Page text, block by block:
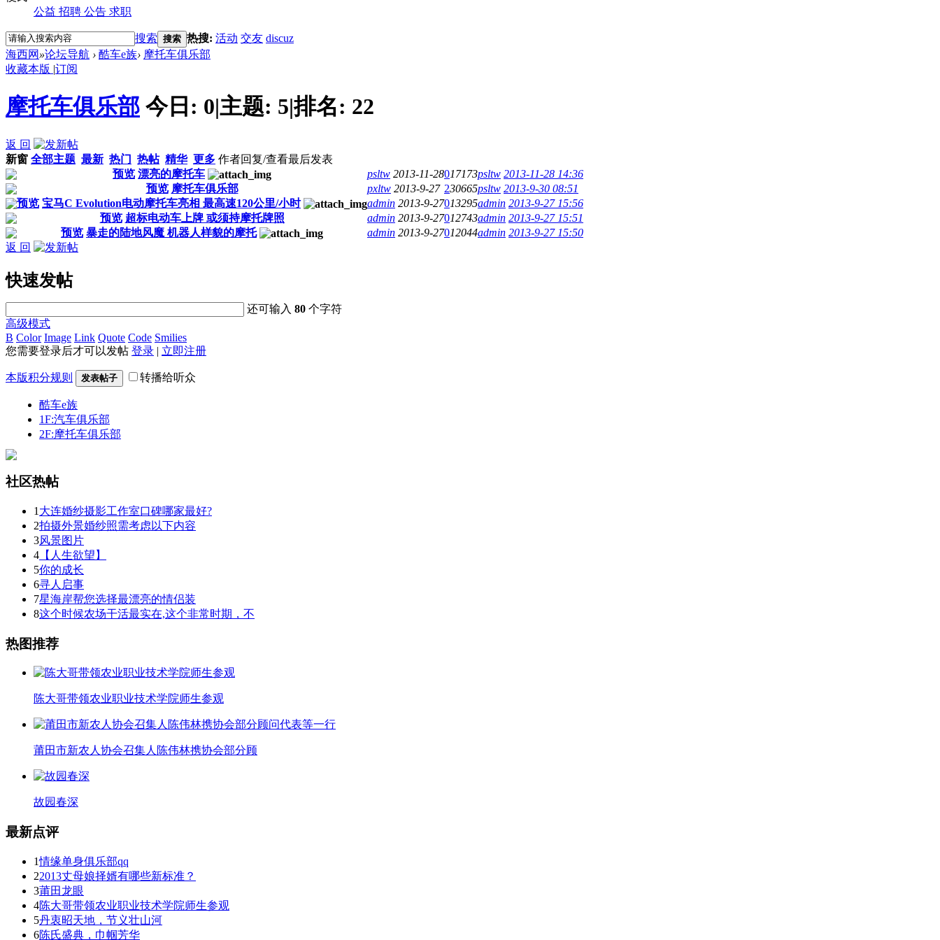
公益 招聘 公告 求职
搜索 搜索 热搜: 活动 交友 discuz
海西网 »论坛导航 › 酷车e族› 摩托车俱乐部
收藏本版 |订阅
摩托车俱乐部 今日: 0|主题: 5|排名: 22
返 回
新窗 全部主题 最新 热门 热帖 精华 更多 作者回复/查看最后发表
预览 漂亮的摩托车 psltw 2013-11-28017173psltw 2013-11-28 14:36
预览 摩托车俱乐部 pxltw 2013-9-27 230665psltw 2013-9-30 08:51
预览 宝马C Evolution电动摩托车亮相 最高速120公里/小时 admin 2013-9-27013295admin 2013-9-27 15:56
预览 超标电动车上牌 或须持摩托牌照 admin 2013-9-27012743admin 2013-9-27 15:51
预览 暴走的陆地风魔 机器人样貌的摩托 admin 2013-9-27012044admin 2013-9-27 15:50
返 回
快速发帖
还可输入80 个字符
高级模式
B Color Image Link Quote Code Smilies
您需要登录后才可以发帖 登录 | 立即注册
本版积分规则 发表帖子 转播给听众
酷车e族
1F:汽车俱乐部
2F:摩托车俱乐部
社区热帖
1 大连婚纱摄影工作室口碑哪家最好?
2拍摄外景婚纱照需考虑以下内容
3风景图片
4 【人生欲望】
5你的成长
6寻人启事
7星海岸帮您选择最漂亮的情侣装
8这个时候农场干活最实在,这个非常时期，不
热图推荐
陈大哥带领农业职业技术学院师生参观
莆田市新农人协会召集人陈伟林携协会部分顾
故园春深
最新点评
1情缘单身俱乐部qq
22013丈母娘择婿有哪些新标准？
3莆田龙眼
4陈大哥带领农业职业技术学院师生参观
5丹衷昭天地，节义壮山河
6陈氏盛典，巾帼芳华